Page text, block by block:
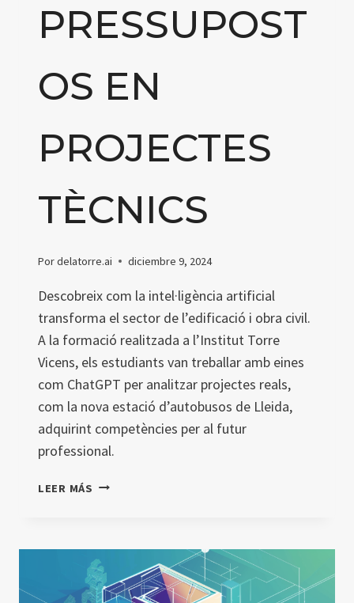
PRESSUPOST
OS EN
PROJECTES
TÈCNICS
Pordelatorre.ai diciembre 9, 2024
Descobreix com la intel·ligència artificial
transforma el sector de l’edificació i obra civil.
A la formació realitzada a l’Institut Torre
Vicens, els estudiants van treballar amb eines
com ChatGPT per analitzar projectes reals,
com la nova estació d’autobusos de Lleida,
adquirint competències per al futur
professional.
LEER MÁS IA
I
OBRA
CIVIL: